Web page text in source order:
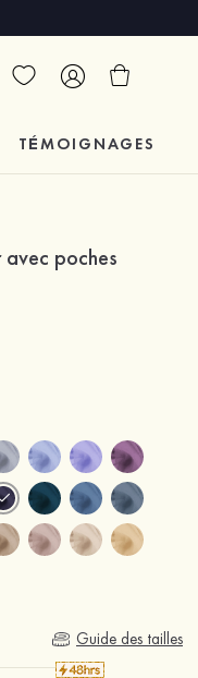
TÉMOIGNAGES
poches
Guide des tailles